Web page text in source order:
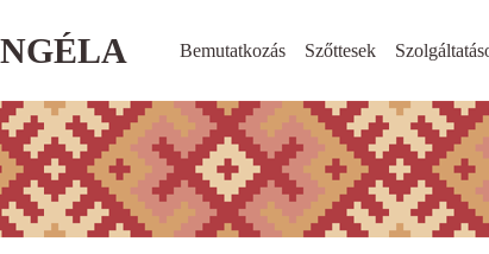
Bemutatkozás Szőttesek